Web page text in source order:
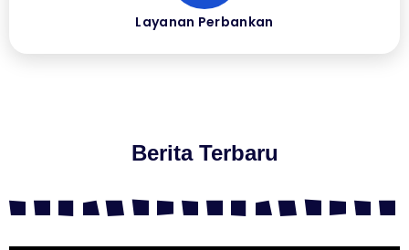
Layanan Perbankan
Berita Terbaru